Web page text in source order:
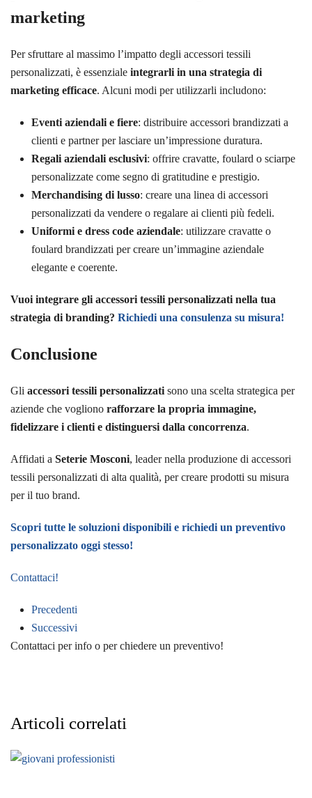
marketing
Per sfruttare al massimo l’impatto degli accessori tessili
personalizzati, è essenziale integrarli in una strategia di
marketing efficace. Alcuni modi per utilizzarli includono:
Eventi aziendali e fiere: distribuire accessori brandizzati a
clienti e partner per lasciare un’impressione duratura.
Regali aziendali esclusivi: offrire cravatte, foulard o sciarpe
personalizzate come segno di gratitudine e prestigio.
Merchandising di lusso: creare una linea di accessori
personalizzati da vendere o regalare ai clienti più fedeli.
Uniformi e dress code aziendale: utilizzare cravatte o
foulard brandizzati per creare un’immagine aziendale
elegante e coerente.
Vuoi integrare gli accessori tessili personalizzati nella tua
strategia di branding? Richiedi una consulenza su misura!
Conclusione
Gli accessori tessili personalizzati sono una scelta strategica per
aziende che vogliono rafforzare la propria immagine,
fidelizzare i clienti e distinguersi dalla concorrenza.
Affidati a Seterie Mosconi, leader nella produzione di accessori
tessili personalizzati di alta qualità, per creare prodotti su misura
per il tuo brand.
Scopri tutte le soluzioni disponibili e richiedi un preventivo
personalizzato oggi stesso!
Contattaci!
Precedenti
Successivi
Contattaci per info o per chiedere un preventivo!
Articoli correlati